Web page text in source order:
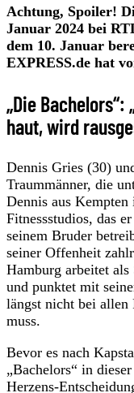
Achtung, Spoiler!
Januar 2024 bei
dem 10. Januar
EXPRESS.de hat
„Die
haut, wird
Dennis Gries (30)
Traummänner, die
Dennis aus
Fitnessstudios, das
seinem Bruder
seiner Offenheit
Hamburg arbeitet
und punktet mit
längst nicht bei allen
muss.
Bevor es nach
„Bachelors“ in
Herzens-